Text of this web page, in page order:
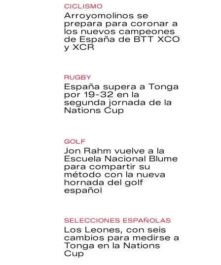
CICLISMO
Arroyomolinos se
prepara para coronar a
los nuevos campeones
de España de BTT XCO
y XCR
RUGBY
España supera a Tonga
por 19-32 en la
segunda jornada de la
Nations Cup
GOLF
Jon Rahm vuelve a la
Escuela Nacional Blume
para compartir su
método con la nueva
hornada del golf
español
SELECCIONES ESPAÑOLAS
Los Leones, con seis
cambios para medirse a
Tonga en la Nations
Cup